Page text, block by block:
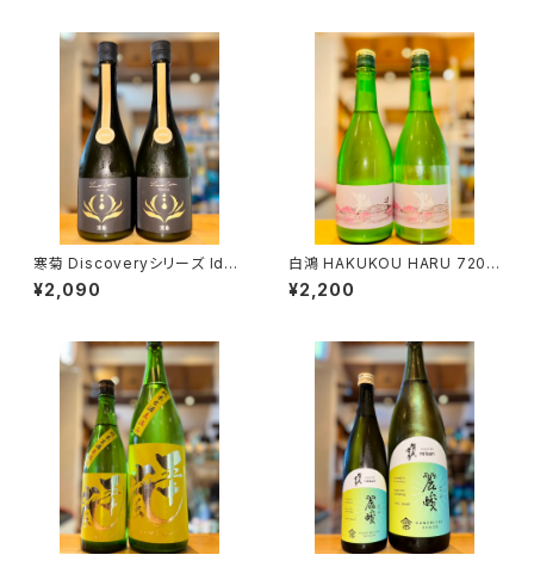
寒菊 Discoveryシリーズ Iden
tity-総の舞50 うすにごり-202
6 720ml１本（寒菊銘醸・千葉
¥2,090
白鴻 HAKUKOU HARU 720m
l１本（盛川酒造・広島県呉市安
浦町）
¥2,200